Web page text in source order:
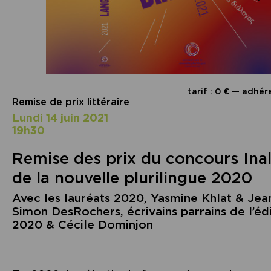
tarif : 0 € —
Remise de prix littéraire
lundi 14 juin 2021
19h30
Remise des prix du concours
de la nouvelle plurilingue 2020
Avec les lauréats 2020, Yasmine Khlat &
Simon DesRochers, écrivains parrains de
2020 & Cécile Dominjon